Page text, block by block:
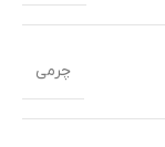
چرمی